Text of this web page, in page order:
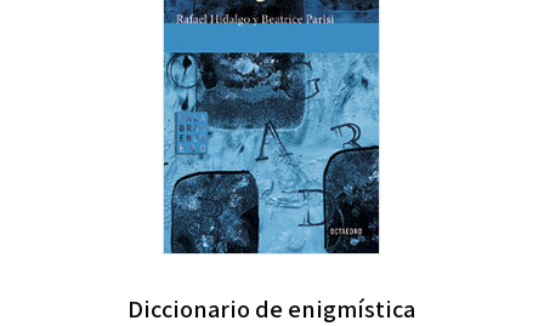
Diccionario de enigmística